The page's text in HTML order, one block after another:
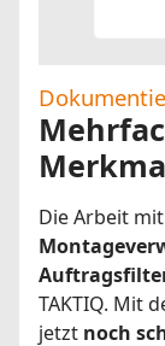
Die Arbeit mit
TAKTIQ. Mit
jetzt noch